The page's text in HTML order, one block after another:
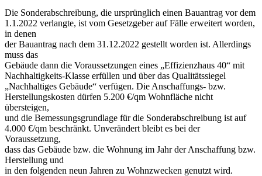
Die Sonderabschreibung, die ursprünglich einen Bauantrag vor dem
1.1.2022 verlangte, ist vom Gesetzgeber auf Fälle erweitert worden,
in denen
der Bauantrag nach dem 31.12.2022 gestellt worden ist. Allerdings
muss das
Gebäude dann die Voraussetzungen eines „Effizienzhaus 40“ mit
Nachhaltigkeits-Klasse erfüllen und über das Qualitätssiegel
„Nachhaltiges Gebäude“ verfügen. Die Anschaffungs- bzw.
Herstellungskosten dürfen 5.200 €/qm Wohnfläche nicht
übersteigen,
und die Bemessungsgrundlage für die Sonderabschreibung ist auf
4.000 €/qm beschränkt. Unverändert bleibt es bei der
Voraussetzung,
dass das Gebäude bzw. die Wohnung im Jahr der Anschaffung bzw.
Herstellung und
in den folgenden neun Jahren zu Wohnzwecken genutzt wird.